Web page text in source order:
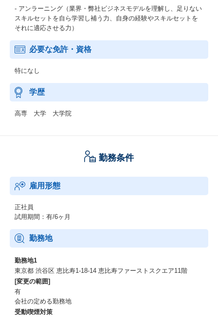
- アンラーニング（業界・弊社ビジネスモデルを理解し、足りない
スキルセットを自ら学習し補う力、自身の経験やスキルセットを
それに適応させる力）
必要な免許・資格
特になし
学歴
高専 大学 大学院
勤務条件
雇用形態
正社員
試用期間：有/6ヶ月
勤務地
勤務地1
東京都 渋谷区 恵⽐寿1-18-14 恵⽐寿ファーストスクエア11階
[変更の範囲]
有
会社の定める勤務地
受動喫煙対策